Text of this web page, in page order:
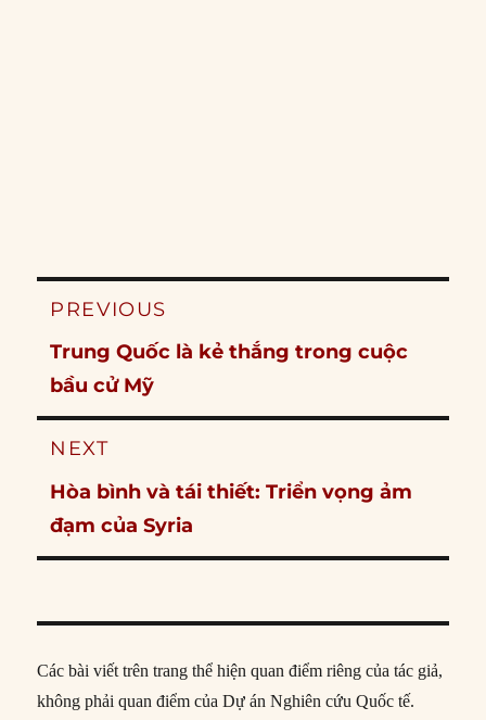
Post
PREVIOUS
Previous
post:
Trung Quốc là kẻ thắng trong cuộc
bầu cử Mỹ
NEXT
Next
post:
Hòa bình và tái thiết: Triển vọng ảm
đạm của Syria
Các bài viết trên trang thể hiện quan điểm riêng của tác giả,
không phải quan điểm của Dự án Nghiên cứu Quốc tế.